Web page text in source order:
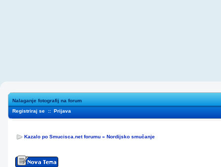
Nalaganje fotografij na forum
Registriraj se :: Prijava
Kazalo po Smucisca.net forumu » Nordijsko smučanje